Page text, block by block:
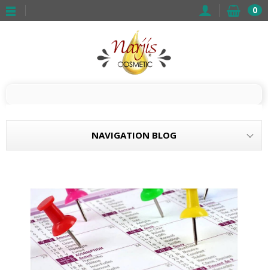
0
NAVIGATION BLOG